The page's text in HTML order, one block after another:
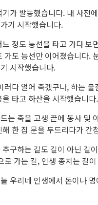
기가 발동했습니다. 내 사전
기 시작했습니다.
정도 능선을 타고 가다 보
가도 능선만 이어졌습니다.
시작했습니다.
러다 얼어 죽겠구나, 하는
타고 하산을 시작했습니다.
는 죽을 고생 끝에 동사 및
해 한 집 문을 두드리다가
구하는 길도 길이 아닌 길
로 가는 길, 인생 종치는 길
우리네 인생에서 돈이나